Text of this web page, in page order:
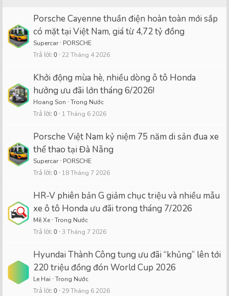
Porsche Cayenne thuần điện hoàn toàn mới sắp
có mặt tại Việt Nam, giá từ 4,72 tỷ đồng
Supercar PORSCHE
Trả lời 0 22 Tháng 4 2026
Khởi động mùa hè, nhiều dòng ô tô Honda
hưởng ưu đãi lớn tháng 6/2026!
Hoang Son Trong Nước
Trả lời 0 1 Tháng 6 2026
Porsche Việt Nam kỷ niệm 75 năm di sản đua xe
thể thao tại Đà Nẵng
Supercar PORSCHE
Trả lời 0 18 Tháng 7 2026
HR-V phiên bản G giảm chục triệu và nhiều mẫu
xe ô tô Honda ưu đãi trong tháng 7/2026
Mê Xe Trong Nước
Trả lời 0 3 Tháng 7 2026
Hyundai Thành Công tung ưu đãi “khủng” lên tới
220 triệu đồng đón World Cup 2026
Le Hai Trong Nước
Trả lời 0 29 Tháng 6 2026